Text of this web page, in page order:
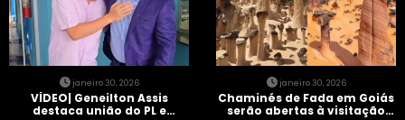
janeiro 30, 2026
VÍDEO| Geneilton Assis
destaca união do PL e
janeiro 30, 2026
Chaminés de Fada em Goiás
serão abertas à visitação